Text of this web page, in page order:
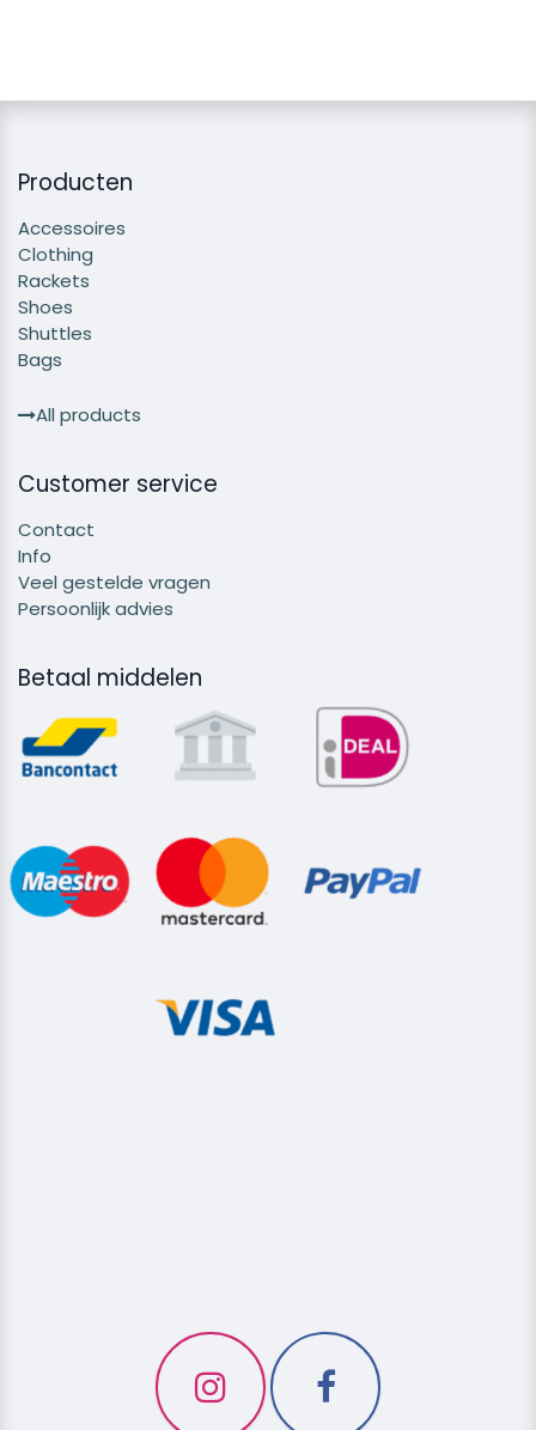
Producten
Accessoires
Clothing
Rackets
Shoes
Shuttles
Bags
All products
Customer service
Contact
Info
Veel gestelde vragen
Persoonlijk advies
Betaal middelen